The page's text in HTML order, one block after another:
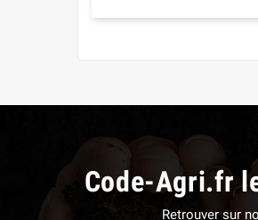
Code-Agri.fr
Retrouver sur